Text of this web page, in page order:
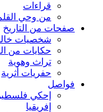
قراءات
من وحي القلم
صفحات من التاريخ
شخصيات خالدة
حكايات من التاريخ
تراث وهوية
حفريات أثرية
فواصل
إحكي فلسطين
إفريقيا